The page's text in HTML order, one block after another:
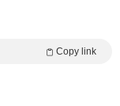
Copy link